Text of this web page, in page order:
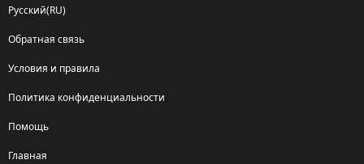
Русский(RU)
Обратная связь
Условия и правила
Политика конфиденциальности
Помощь
Главная